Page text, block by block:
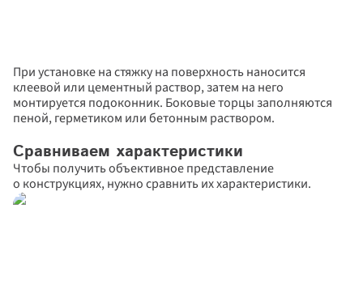
При установке на стяжку на поверхность наносится
клеевой или цементный раствор, затем на него
монтируется подоконник. Боковые торцы заполняются
пеной, герметиком или бетонным раствором.
Сравниваем характеристики
Чтобы получить объективное представление
о конструкциях, нужно сравнить их характеристики.